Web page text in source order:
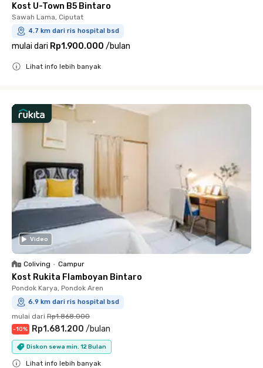
Kost U-Town B5 Bintaro
Sawah Lama, Ciputat
4.7 km dari ris hospital bsd
mulai dari Rp1.900.000 /bulan
Lihat info lebih banyak
Video
Coliving • Campur
Kost Rukita Flamboyan Bintaro
Pondok Karya, Pondok Aren
6.9 km dari ris hospital bsd
mulai dari Rp1.868.000
-10% Rp1.681.200 /bulan
Diskon sewa min. 12 Bulan
Lihat info lebih banyak